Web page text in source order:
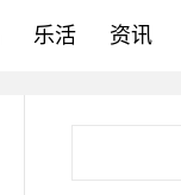
乐活 资讯